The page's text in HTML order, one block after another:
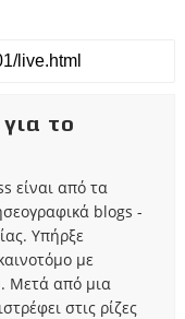
το
είναι από τα
blogs -
Υπήρξε
με
Μετά από μια
στις ρίζες